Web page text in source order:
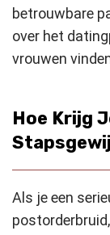
betrouwbare
over het
vrouwen
Hoe Krijg
Als je een